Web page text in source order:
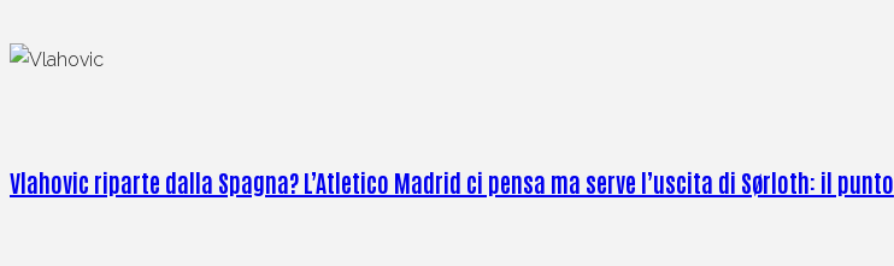
Vlahovic riparte dalla Spagna? L’Atletico Madrid ci pensa ma serve l’uscita di Sørloth: il punto